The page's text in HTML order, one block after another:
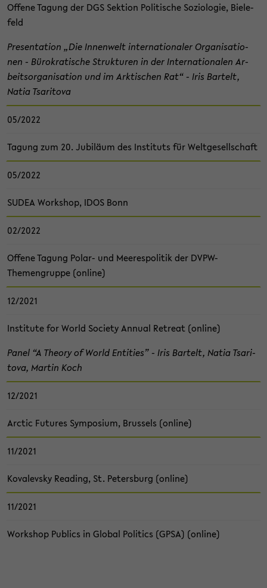
Of­fe­ne Ta­gung der DGS Sek­ti­on Po­li­ti­sche So­zio­lo­gie, Bie­le­
feld
Pre­sen­ta­ti­on „Die In­nen­welt in­ter­na­tio­na­ler Or­ga­ni­sa­tio­
nen - Bü­ro­kra­ti­sche Struk­tu­ren in der In­ter­na­tio­na­len Ar­
beits­or­ga­ni­sa­ti­on und im Ark­ti­schen Rat“ - Iris Bar­telt,
Natia Tsari­to­va
05/2022
Ta­gung zum 20. Ju­bi­lä­um des In­sti­tuts für Welt­ge­sell­schaft
05/2022
SUDEA Work­shop, IDOS Bonn
02/2022
Of­fe­ne Ta­gung Polar-​ und Mee­res­po­li­tik der DVPW-​
Themengruppe (on­line)
12/2021
In­sti­tu­te for World So­cie­ty An­nu­al Re­tre­at (on­line)
Panel “A Theo­ry of World En­ti­ties” - Iris Bar­telt, Natia Tsari­
to­va, Mar­tin Koch
12/2021
Arc­tic Fu­tures Sym­po­si­um, Brussels (on­line)
11/2021
Ko­va­levs­ky Rea­ding, St. Pe­ters­burg (on­line)
11/2021
Work­shop Pu­blics in Glo­bal Po­li­tics (GPSA) (on­line)